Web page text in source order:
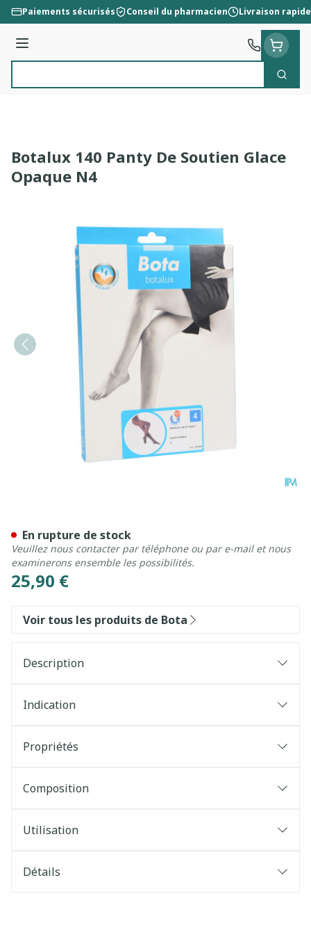
Aller au contenu
Paiements sécurisés Conseil du pharmacien Livraison rapide
Menu
Botalux 140 Panty De Soutien Glace
Opaque N4
25,90 €
En rupture de stock
Veuillez nous contacter par téléphone ou par e-mail et nous
examinerons ensemble les possibilités.
Voir tous les produits de Bota
Description
Indication
Propriétés
Composition
Utilisation
Détails